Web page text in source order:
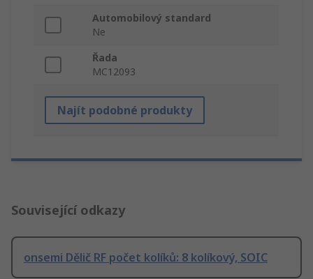
Automobilový standard
Ne
Řada
MC12093
Najít podobné produkty
Související odkazy
onsemi Dělič RF počet kolíků: 8 kolíkový, SOIC